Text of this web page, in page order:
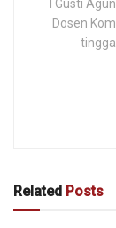
I Gusti
Dosen
Related Posts